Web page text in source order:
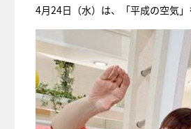
4月24日（水）は、「平成の空気